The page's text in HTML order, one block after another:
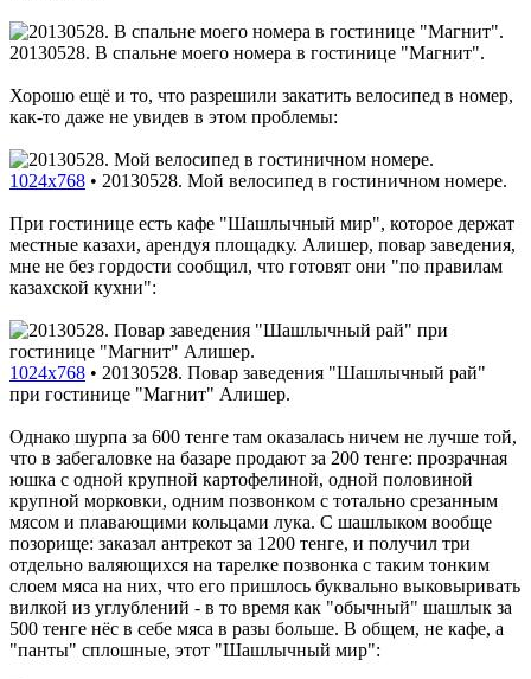
20130528. В спальне моего номера в гостинице "Магнит".
Хорошо ещё и то, что разрешили закатить велосипед в номер,
как-то даже не увидев в этом проблемы:
1024x768 • 20130528. Мой велосипед в гостиничном номере.
При гостинице есть кафе "Шашлычный мир", которое держат
местные казахи, арендуя площадку. Алишер, повар заведения,
мне не без гордости сообщил, что готовят они "по правилам
казахской кухни":
1024x768 • 20130528. Повар заведения "Шашлычный рай"
при гостинице "Магнит" Алишер.
Однако шурпа за 600 тенге там оказалась ничем не лучше той,
что в забегаловке на базаре продают за 200 тенге: прозрачная
юшка с одной крупной картофелиной, одной половиной
крупной морковки, одним позвонком с тотально срезанным
мясом и плавающими кольцами лука. С шашлыком вообще
позорище: заказал антрекот за 1200 тенге, и получил три
отдельно валяющихся на тарелке позвонка с таким тонким
слоем мяса на них, что его пришлось буквально выковыривать
вилкой из углублений - в то время как "обычный" шашлык за
500 тенге нёс в себе мяса в разы больше. В общем, не кафе, а
"панты" сплошные, этот "Шашлычный мир":